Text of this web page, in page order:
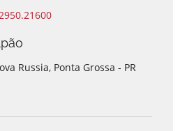
Russia, Ponta Grossa - PR